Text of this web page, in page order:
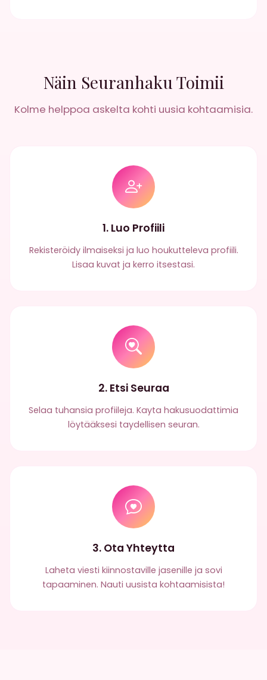
Näin Seuranhaku Toimii
Kolme helppoa askelta kohti uusia kohtaamisia.
1. Luo Profiili
Rekisteröidy ilmaiseksi ja luo houkutteleva profiili.
Lisaa kuvat ja kerro itsestasi.
2. Etsi Seuraa
Selaa tuhansia profiileja. Kayta hakusuodattimia
löytääksesi taydellisen seuran.
3. Ota Yhteytta
Laheta viesti kiinnostaville jasenille ja sovi
tapaaminen. Nauti uusista kohtaamisista!